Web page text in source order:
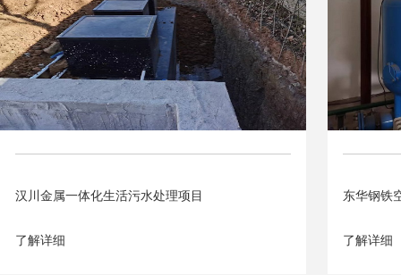
汉川金属一体化生活污水处理项目
了解详细
东华钢铁
了解详细